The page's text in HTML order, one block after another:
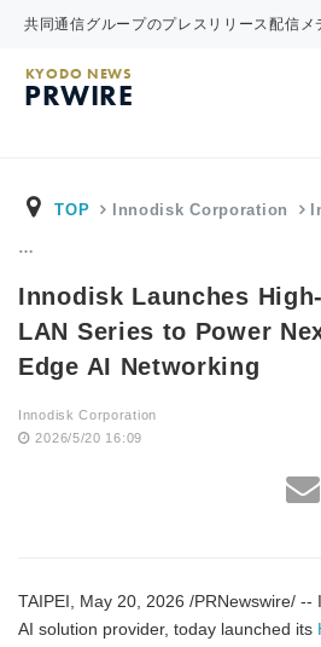
共同通信グループのプレスリリース配信メ
KYODO NEWS
PRWIRE
TOP Innodisk Corporation
…
Innodisk Launches
LAN Series to Power
Edge AI Networking
Innodisk Corporation
2026/5/20 16:09
TAIPEI, May 20, 2026 /PRNewswire/ --
AI solution provider, today launched its